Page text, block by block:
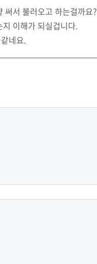
써서 불러오고 하는걸까요?
이해가 되실겁니다.
네요.